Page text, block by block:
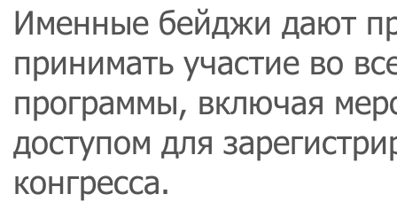
Именные бейджи дают
принимать участие во
программы, включая
доступом для
конгресса.